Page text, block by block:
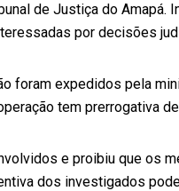
de Justiça do Amapá.
por decisões
foram expedidos pela
tem prerrogativa
e proibiu que os
dos investigados